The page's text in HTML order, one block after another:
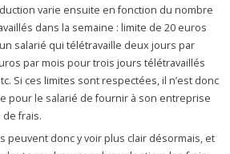
varie ensuite en fonction du nombre
dans la semaine : limite de 20 euros
salarié qui télétravaille deux jours par
par mois pour trois jours télétravaillés
Si ces limites sont respectées, il n’est donc
pour le salarié de fournir à son entreprise
frais.
peuvent donc y voir plus clair désormais, et